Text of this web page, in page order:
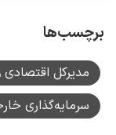
برچسب‌ها
مدیرکل اقتصادی
سرمایه‌گذاری